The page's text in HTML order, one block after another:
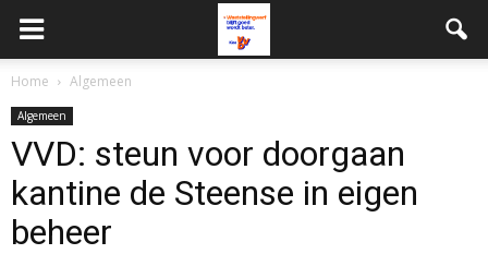
Home Algemeen
Algemeen
VVD: steun voor doorgaan
kantine de Steense in eigen
beheer